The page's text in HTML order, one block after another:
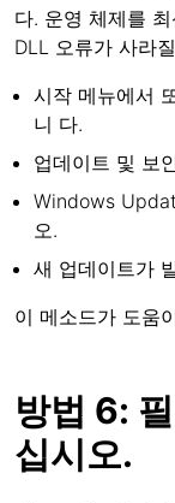
다. 운영 체제를
DLL 오류가 사라
시작 메뉴에서
니 다.
업데이트 및 보
Windows
오.
새 업데이트가
이 메소드가 도움
방법 6:
십시오.